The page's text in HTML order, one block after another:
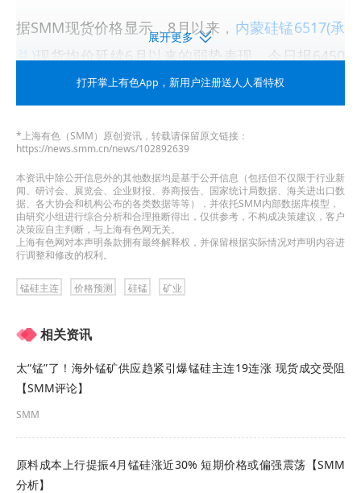
据SMM现货价格显示，8月以来， 内蒙硅锰6517(承
兑)现货均价延续6月以来的弱势表现，今日报6450
元/吨，较5月30日年内高点已跌约24.12%。
》订购查看SMM金属现货历史价格走势
供应端：
锰矿方面，自7月中下旬以来，我国各港口锰矿价格
展开更多
打开掌上有色App ，新用户注册送人人看特权
*上海有色（SMM）原创资讯，转载请保留原文链接：
https://news.smm.cn/news/102892639
本资讯中除公开信息外的其他数据均是基于公开信息（包括但不仅限于行业新
闻、研讨会、展览会、企业财报、券商报告、国家统计局数据、海关进出口数
据、各大协会和机构公布的各类数据等等），并依托SMM内部数据库模型，
由研究小组进行综合分析和合理推断得出，仅供参考，不构成决策建议，客户
决策应自主判断，与上海有色网无关。
上海有色网对本声明条款拥有最终解释权，并保留根据实际情况对声明内容进
行调整和修改的权利。
锰硅主连 价格预测 硅锰 矿业
相关资讯
太“锰”了！海外锰矿供应趋紧引爆锰硅主连19连涨 现货成交受阻
【SMM评论】
SMM
原料成本上行提振4月锰硅涨近30% 短期价格或偏强震荡【SMM
分析】